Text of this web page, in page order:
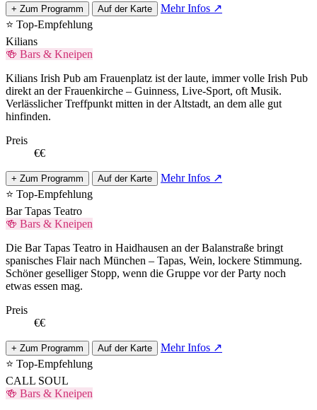
+ Zum Programm Auf der Karte
Mehr Infos ↗
⭐ Top-Empfehlung
Kilians
🍻 Bars & Kneipen
Kilians Irish Pub am Frauenplatz ist der laute, immer volle Irish Pub
direkt an der Frauenkirche – Guinness, Live-Sport, oft Musik.
Verlässlicher Treffpunkt mitten in der Altstadt, an dem alle gut
hinfinden.
Preis
€€
+ Zum Programm Auf der Karte
Mehr Infos ↗
⭐ Top-Empfehlung
Bar Tapas Teatro
🍻 Bars & Kneipen
Die Bar Tapas Teatro in Haidhausen an der Balanstraße bringt
spanisches Flair nach München – Tapas, Wein, lockere Stimmung.
Schöner geselliger Stopp, wenn die Gruppe vor der Party noch
etwas essen mag.
Preis
€€
+ Zum Programm Auf der Karte
Mehr Infos ↗
⭐ Top-Empfehlung
CALL SOUL
🍻 Bars & Kneipen